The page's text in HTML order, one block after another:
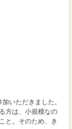
いただきました。
方は、小規模なの
と。そのため、き